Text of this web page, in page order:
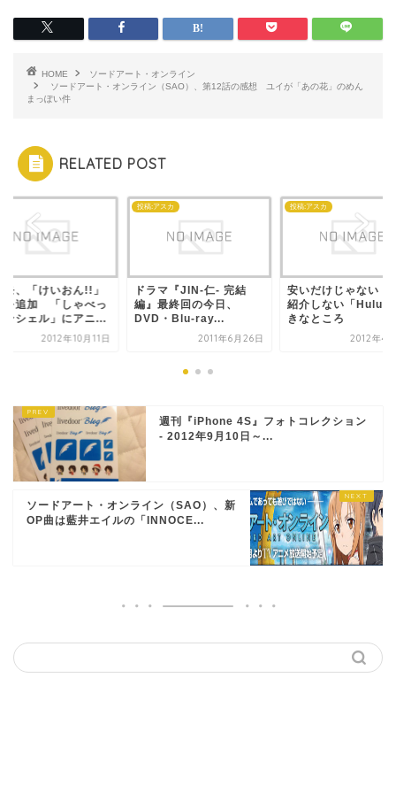
HOME
ソードアート・オンライン
ソードアート・オンライン（SAO）、第12話の感想 ユイが「あの花」のめん
まっぽい件
RELATED POST
モ、「けいおん!!」
を追加 「しゃべっ
ンシェル」にアニ...
2012年10月11日
投稿:アスカ
ドラマ『JIN-仁- 完結
編』最終回の今日、
DVD・Blu-ray...
2011年6月26日
投稿:アスカ
安いだけじゃない！
紹介しない「Hulu」
きなところ
2012年4
週刊『iPhone 4S』フォトコレクション
- 2012年9月10日～...
ソードアート・オンライン（SAO）、新
OP曲は藍井エイルの「INNOCE...